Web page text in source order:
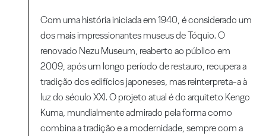
Com uma história iniciada em 1940, é considerado um
dos mais impressionantes museus de Tóquio. O
renovado Nezu Museum, reaberto ao público em
2009, após um longo período de restauro, recupera a
tradição dos edifícios japoneses, mas reinterpreta-a à
luz do século XXI. O projeto atual é do arquiteto Kengo
Kuma, mundialmente admirado pela forma como
combina a tradição e a modernidade, sempre com a